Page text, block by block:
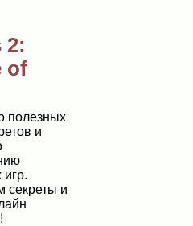
2:
of
полезных
и
игр.
секреты и